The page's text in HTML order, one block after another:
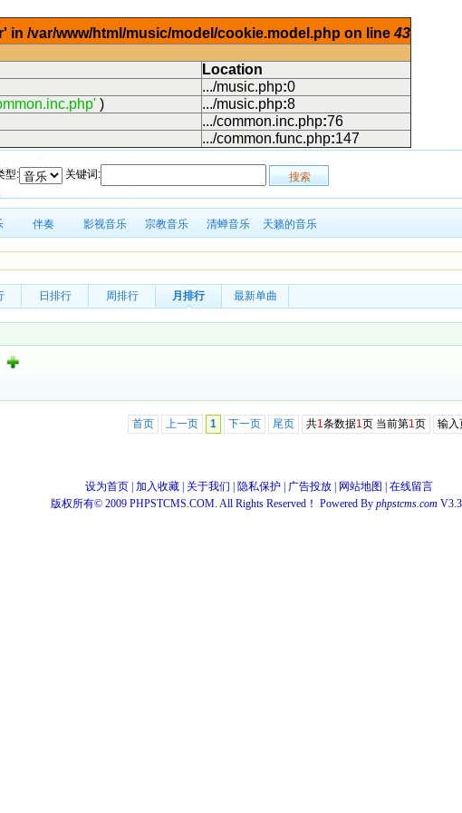
in /var/www/html/music/model/cookie.model.php on line43
Location
.../music.php:0
) .../music.php:8
.../common.inc.php:76
.../common.func.php:147
型: 关键词:
伴奏 影视音乐 宗教音乐 清蝉音乐 天籁的音乐
日排行 周排行 月排行 最新单曲
首页 上一页 1 下一页 尾页 共1条数据1页 当前第1页 输入
设为首页 加入收藏 关于我们 隐私保护 广告投放 网站地图
在线留言
版权所有© 2009 PHPSTCMS.COM. All Rights Reserved！ Powered By phpstcms.com